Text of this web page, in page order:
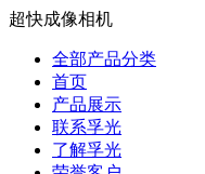
超快成像相机
全部产品分类
首页
产品展示
联系孚光
了解孚光